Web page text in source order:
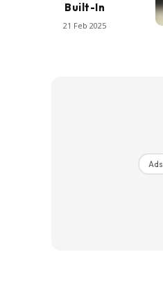
Built-In
21 Feb 2025
Ads